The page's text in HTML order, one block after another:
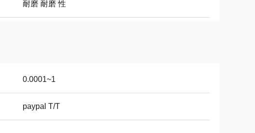
耐磨 耐磨 性
0.0001~1
paypal T/T